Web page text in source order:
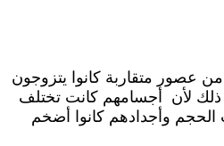
من عصور متقاربة كانوا يتزوجون
لأن أجسامهم كانت تختلف
وأجدادهم كانوا أضخم